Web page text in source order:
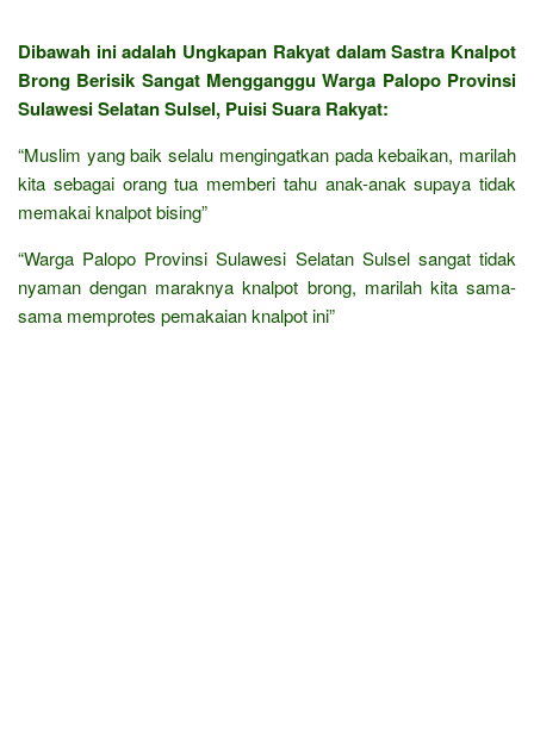
Dibawah ini adalah Ungkapan Rakyat dalam Sastra Knalpot
Brong Berisik Sangat Mengganggu Warga Palopo Provinsi
Sulawesi Selatan Sulsel, Puisi Suara Rakyat:
“Muslim yang baik selalu mengingatkan pada kebaikan, marilah
kita sebagai orang tua memberi tahu anak-anak supaya tidak
memakai knalpot bising”
“Warga Palopo Provinsi Sulawesi Selatan Sulsel sangat tidak
nyaman dengan maraknya knalpot brong, marilah kita sama-
sama memprotes pemakaian knalpot ini”